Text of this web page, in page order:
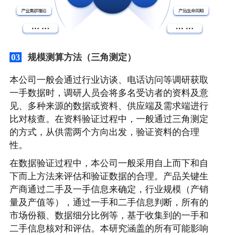
03 规模测算方法（三角测定）
本公司一般会通过行业访谈、电话访问等调研获取
一手数据时，调研人员会将多名受访者的资料及意
见、多种来源的数据或资料、供应端及需求端进行
比对核查。在资料验证过程中，一般通过三角测定
的方式，从供需两个方向出发，验证资料的合理
性。
在数据验证过程中，本公司一般采用自上而下和自
下而上方法来评估和验证数据的合理。产品关键生
产商通过二手及一手信息来确定，行业规模（产销
量及产值等），通过一手和二手信息判断，所有的
市场份额、数据细分比例等，基于收集到的一手和
二手信息核对和评估。本研究涵盖的所有可能影响